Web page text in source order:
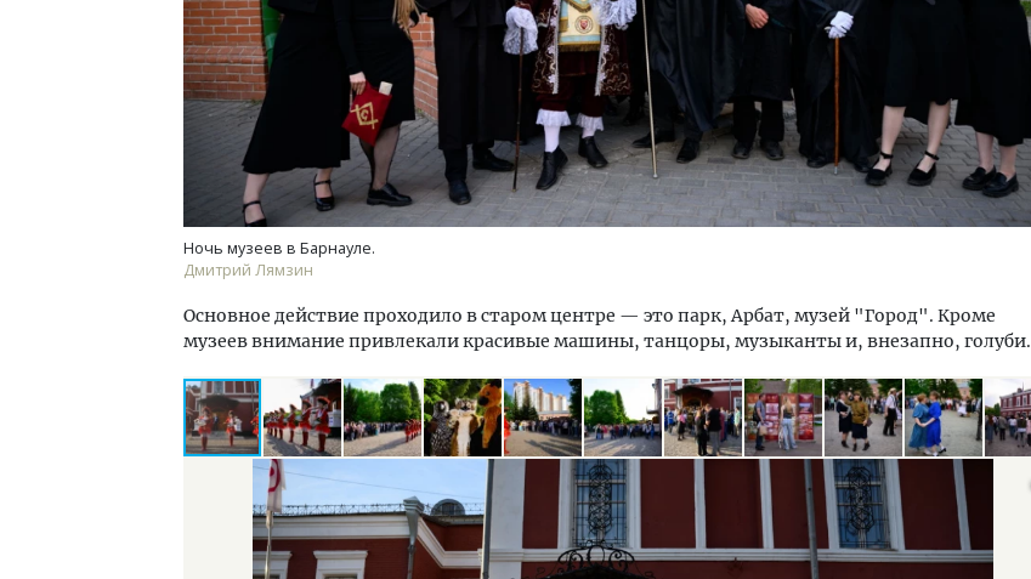
Ночь музеев в Барнауле.
Дмитрий Лямзин
Основное действие проходило в старом центре — это парк, Арбат, музей "Город". Кроме
музеев внимание привлекали красивые машины, танцоры, музыканты и, внезапно, голуби.